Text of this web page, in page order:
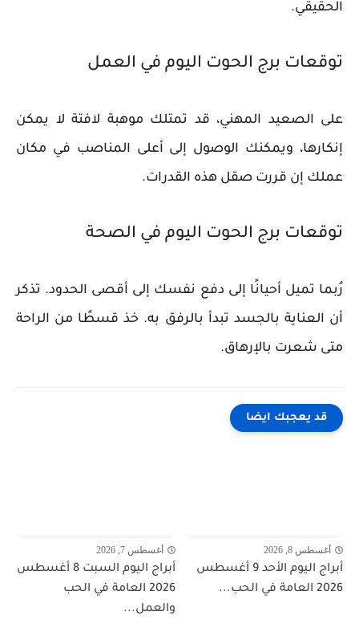
الحقيقي.
توقعات برج الحوت اليوم في العمل
على الصعيد المهني، قد تمتلك موهبة لافتة لا يمكن
إنكارها، ويمكنك الوصول إلى أعلى المناصب في مكان
عملك إن قررت صقل هذه القدرات.
توقعات برج الحوت اليوم في الصحة
رُبما تميل أحيانًا إلى دفع نفسك إلى أقصى الحدود. تذكر
أن العناية بالجسد تبدأ بالرفق به. خذ قسطًا من الراحة
متى شعرت بالإرهاق.
قد يعجبك ايضا
أغسطس 8, 2026
أبراج اليوم الأحد 9 أغسطس
2026 العامة في الحب...
أغسطس 7, 2026
أبراج اليوم السبت 8 أغسطس
2026 العامة في الحب
والعمل...